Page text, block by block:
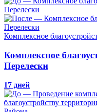
Комплексное
Комплексное
Перелески
17 дней